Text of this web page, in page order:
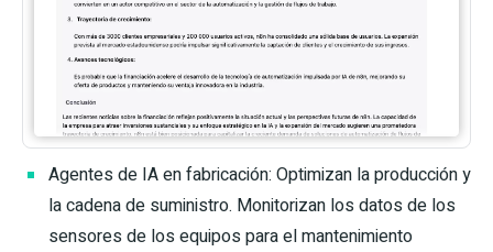
Agentes de IA en fabricación: Optimizan la producción y
la cadena de suministro. Monitorizan los datos de los
sensores de los equipos para el mantenimiento